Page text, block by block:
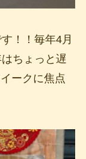
！！毎年4月
ちょっと遅
ークに焦点